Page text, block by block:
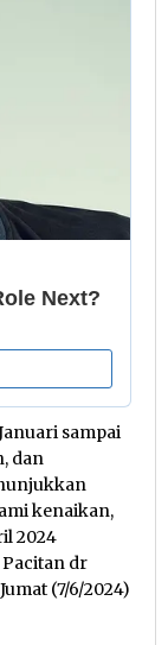
sampai
dan
kenaikan,
2024
Pacitan dr
(7/6/2024)